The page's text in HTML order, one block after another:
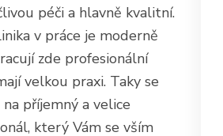
péči a hlavně kvalitní.
v práce je moderně
zde profesionální
velkou praxi. Taky se
příjemný a velice
který Vám se vším